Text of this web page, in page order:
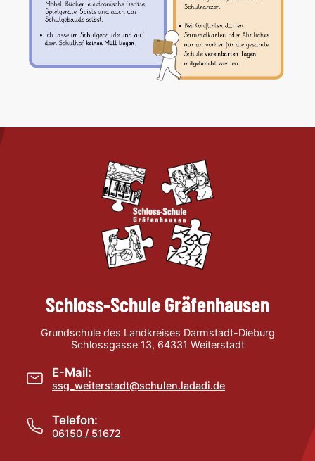
Schloss-Schule Gräfenhausen
Grundschule des Landkreises Darmstadt-Dieburg
Schlossgasse 13, 64331 Weiterstadt
E-Mail:
ssg_weiterstadt@schulen.ladadi.de
Telefon:
06150 / 51672